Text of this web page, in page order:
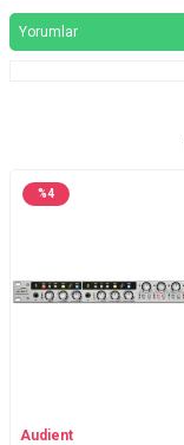
Yorumlar
%4
Audient